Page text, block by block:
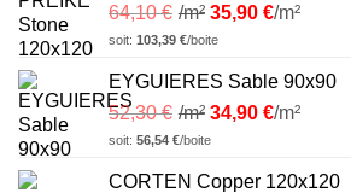
64,10€ /m² 35,90 €/m²
soit: 103,39 €/boite
EYGUIERES Sable 90x90
52,30€ /m² 34,90 €/m²
soit: 56,54 €/boite
CORTEN Copper 120x120